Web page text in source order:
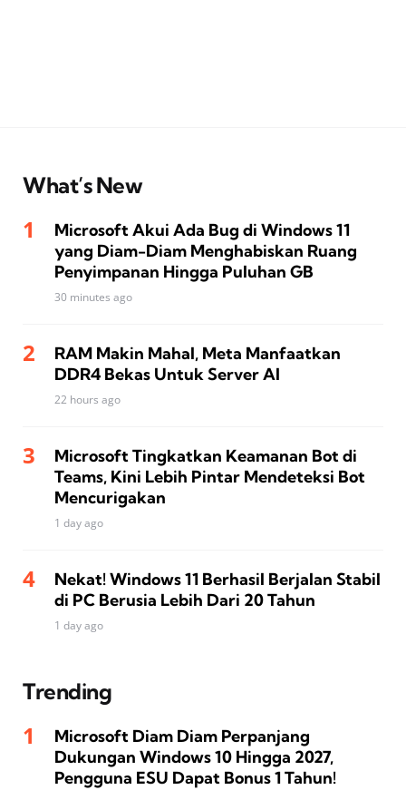
What’s New
Microsoft Akui Ada Bug di Windows 11
yang Diam-Diam Menghabiskan Ruang
Penyimpanan Hingga Puluhan GB
30 minutes ago
RAM Makin Mahal, Meta Manfaatkan
DDR4 Bekas Untuk Server AI
22 hours ago
Microsoft Tingkatkan Keamanan Bot di
Teams, Kini Lebih Pintar Mendeteksi Bot
Mencurigakan
1 day ago
Nekat! Windows 11 Berhasil Berjalan Stabil
di PC Berusia Lebih Dari 20 Tahun
1 day ago
Trending
Microsoft Diam Diam Perpanjang
Dukungan Windows 10 Hingga 2027,
Pengguna ESU Dapat Bonus 1 Tahun!